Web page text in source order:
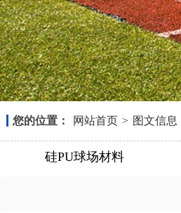
您的位置： 网站首页 > 图文信息
硅PU球场材料